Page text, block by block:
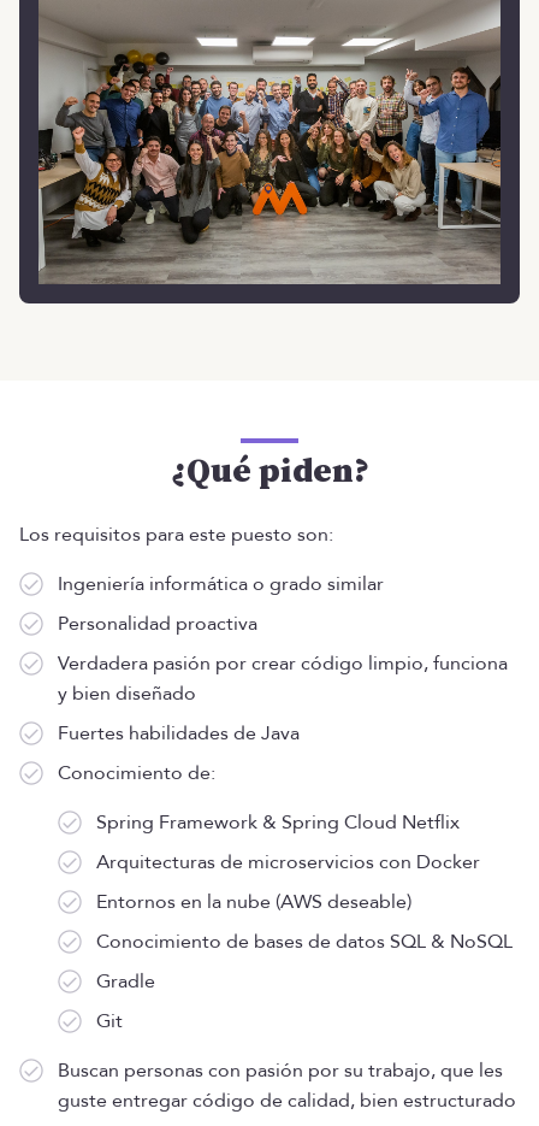
¿Qué piden?
Los requisitos para este puesto son:
Ingeniería informática o grado similar
Personalidad proactiva
Verdadera pasión por crear código limpio, funciona
y bien diseñado
Fuertes habilidades de Java
Conocimiento de:
Spring Framework & Spring Cloud Netflix
Arquitecturas de microservicios con Docker
Entornos en la nube (AWS deseable)
Conocimiento de bases de datos SQL & NoSQL
Gradle
Git
Buscan personas con pasión por su trabajo, que les
guste entregar código de calidad, bien estructurado